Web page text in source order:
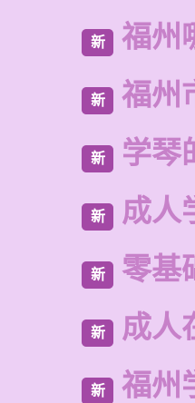
新 福州
新 福州
新 学琴
新 成人
新 零基
新 成人
新 福州